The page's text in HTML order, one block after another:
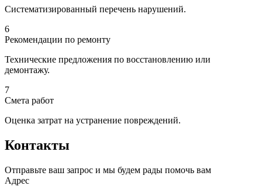
Систематизированный перечень нарушений.
6
Рекомендации по ремонту
Технические предложения по восстановлению или
демонтажу.
7
Смета работ
Оценка затрат на устранение повреждений.
Контакты
Отправьте ваш запрос и мы будем рады помочь вам
Адрес